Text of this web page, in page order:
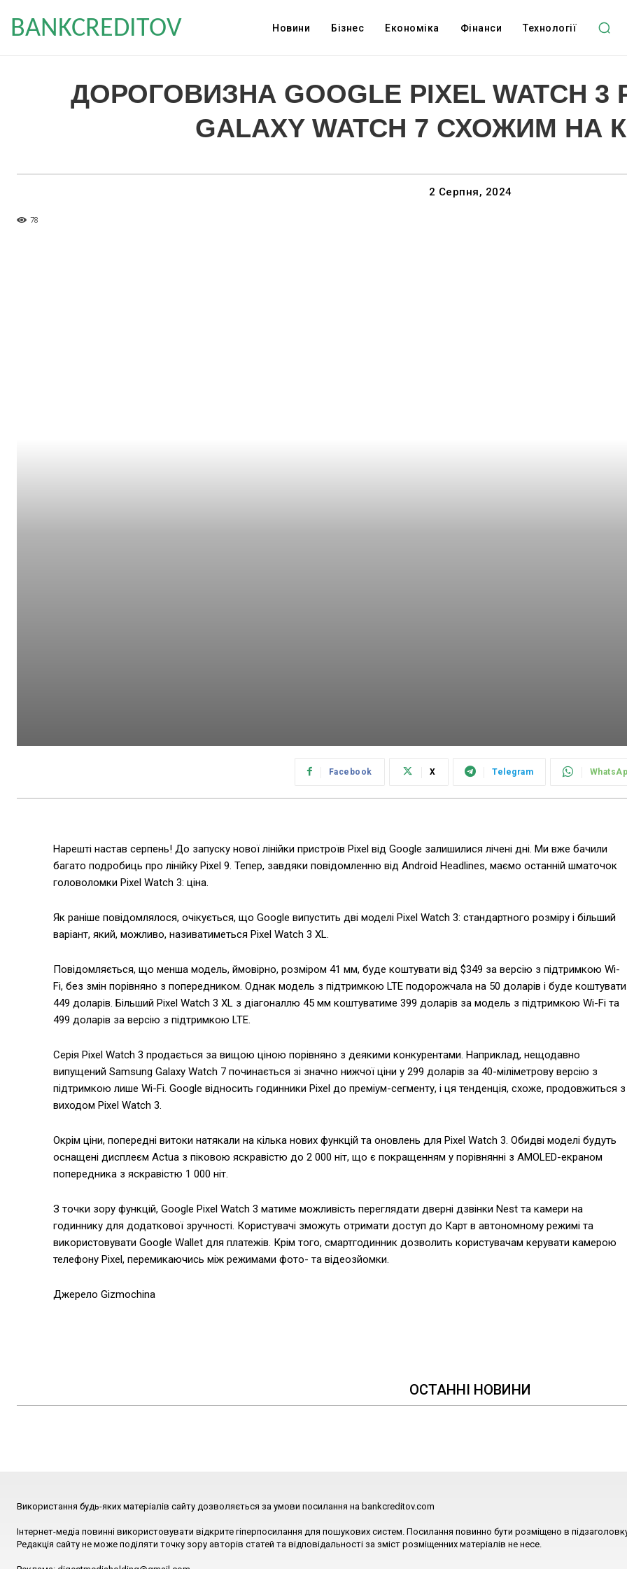
BANKCREDITOV Новини Бізнес Економіка Фінанси Технології
ДОРОГОВИЗНА GOOGLE PIXEL WATCH 3
GALAXY WATCH 7 СХОЖИМ НА
2 Серпня, 2024
78
Facebook X Telegram
Нарешті настав серпень! До запуску нової лінійки пристроїв Pixel від Google залишилися лічені дні. Ми вже бачили
багато подробиць про лінійку Pixel 9. Тепер, завдяки повідомленню від Android Headlines, маємо останній шматочок
головоломки Pixel Watch 3: ціна.
Як раніше повідомлялося, очікується, що Google випустить дві моделі Pixel Watch 3: стандартного розміру і більший
варіант, який, можливо, називатиметься Pixel Watch 3 XL.
Повідомляється, що менша модель, ймовірно, розміром 41 мм, буде коштувати від $349 за версію з підтримкою Wi-
Fi, без змін порівняно з попередником. Однак модель з підтримкою LTE подорожчала на 50 доларів і буде коштувати
449 доларів. Більший Pixel Watch 3 XL з діагоналлю 45 мм коштуватиме 399 доларів за модель з підтримкою Wi-Fi та
499 доларів за версію з підтримкою LTE.
Серія Pixel Watch 3 продається за вищою ціною порівняно з деякими конкурентами. Наприклад, нещодавно
випущений Samsung Galaxy Watch 7 починається зі значно нижчої ціни у 299 доларів за 40-міліметрову версію з
підтримкою лише Wi-Fi. Google відносить годинники Pixel до преміум-сегменту, і ця тенденція, схоже, продовжиться з
виходом Pixel Watch 3.
Окрім ціни, попередні витоки натякали на кілька нових функцій та оновлень для Pixel Watch 3. Обидві моделі будуть
оснащені дисплеєм Actua з піковою яскравістю до 2 000 ніт, що є покращенням у порівнянні з AMOLED-екраном
попередника з яскравістю 1 000 ніт.
З точки зору функцій, Google Pixel Watch 3 матиме можливість переглядати дверні дзвінки Nest та камери на
годиннику для додаткової зручності. Користувачі зможуть отримати доступ до Карт в автономному режимі та
використовувати Google Wallet для платежів. Крім того, смартгодинник дозволить користувачам керувати камерою
телефону Pixel, перемикаючись між режимами фото- та відеозйомки.
Джерело Gizmochina
ОСТАННІ НОВИНИ
Використання будь-яких матеріалів сайту дозволяється за умови посилання на bankcreditov.com
Інтернет-медіа повинні використовувати відкрите гіперпосилання для пошукових систем. Посилання повинно бути розміщено в
Редакція сайту не може поділяти точку зору авторів статей та відповідальності за зміст розміщенних матеріалів не несе.